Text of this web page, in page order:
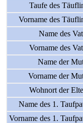
Taufe des
Vorname des
Name des
Vorname des
Name der
Vorname der
Wohnort der
Name des 1.
Vorname des 1.